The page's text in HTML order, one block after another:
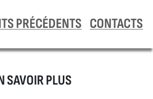
PRÉCÉDENTS CONTACTS
SAVOIR PLUS